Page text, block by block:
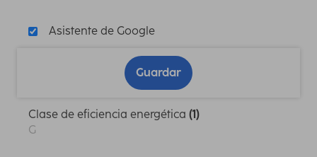
Asistente de Google
Guardar
Clase de eficiencia energética (1)
G